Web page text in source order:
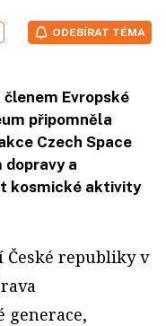
ODEBÍRAT TÉMA
Evropské
připomněla
Czech Space
a
kosmické aktivity
České republiky v
generace,